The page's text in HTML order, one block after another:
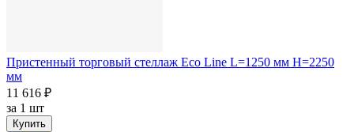
Пристенный торговый стеллаж Eco Line L=1250 мм H=2250
мм
11 616 ₽
за 1 шт
Купить